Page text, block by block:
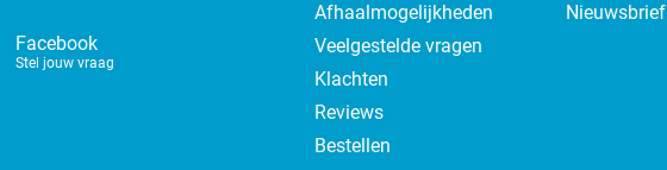
Afhaalmogelijkheden
Veelgestelde vragen
Klachten
Reviews
Bestellen
Nieuwsbrief
Facebook
Stel jouw vraag